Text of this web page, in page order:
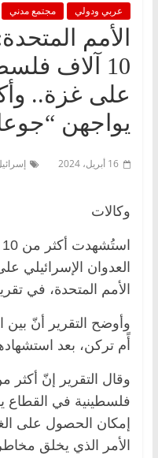
عربي ودولي مجتمع مدني
الأمم
10 آلاف
على غزة..
يواجهن “جوعا
16 أبريل، 2024
وكالات
العدوان الإسرائيلي
الأمم المتحدة، في
أًم تركن، بعد استشهادهنّ، 19 ألف طفل
وقال التقرير إنّ أكثر
فلسطينية في القطاع
إمكان الحصول على
الأمر الذي يخلق